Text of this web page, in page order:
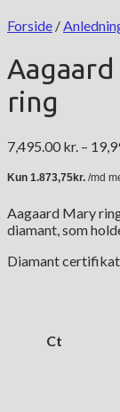
Forside /
ring
7,495.00 kr. –
Aagaard Mary
diamant, som
Diamant
Ct